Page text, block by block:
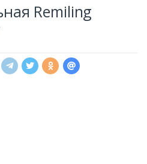
Remiling